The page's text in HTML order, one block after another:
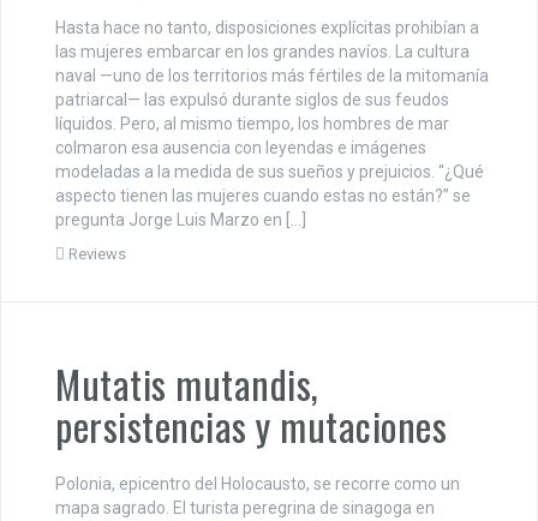
Hasta hace no tanto, disposiciones explícitas prohibían a
las mujeres embarcar en los grandes navíos. La cultura
naval —uno de los territorios más fértiles de la mitomanía
patriarcal— las expulsó durante siglos de sus feudos
líquidos. Pero, al mismo tiempo, los hombres de mar
colmaron esa ausencia con leyendas e imágenes
modeladas a la medida de sus sueños y prejuicios. “¿Qué
aspecto tienen las mujeres cuando estas no están?” se
pregunta Jorge Luis Marzo en […]
Reviews
Mutatis mutandis,
persistencias y mutaciones
Polonia, epicentro del Holocausto, se recorre como un
mapa sagrado. El turista peregrina de sinagoga en